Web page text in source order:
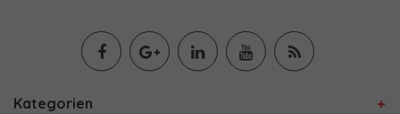
Kategorien